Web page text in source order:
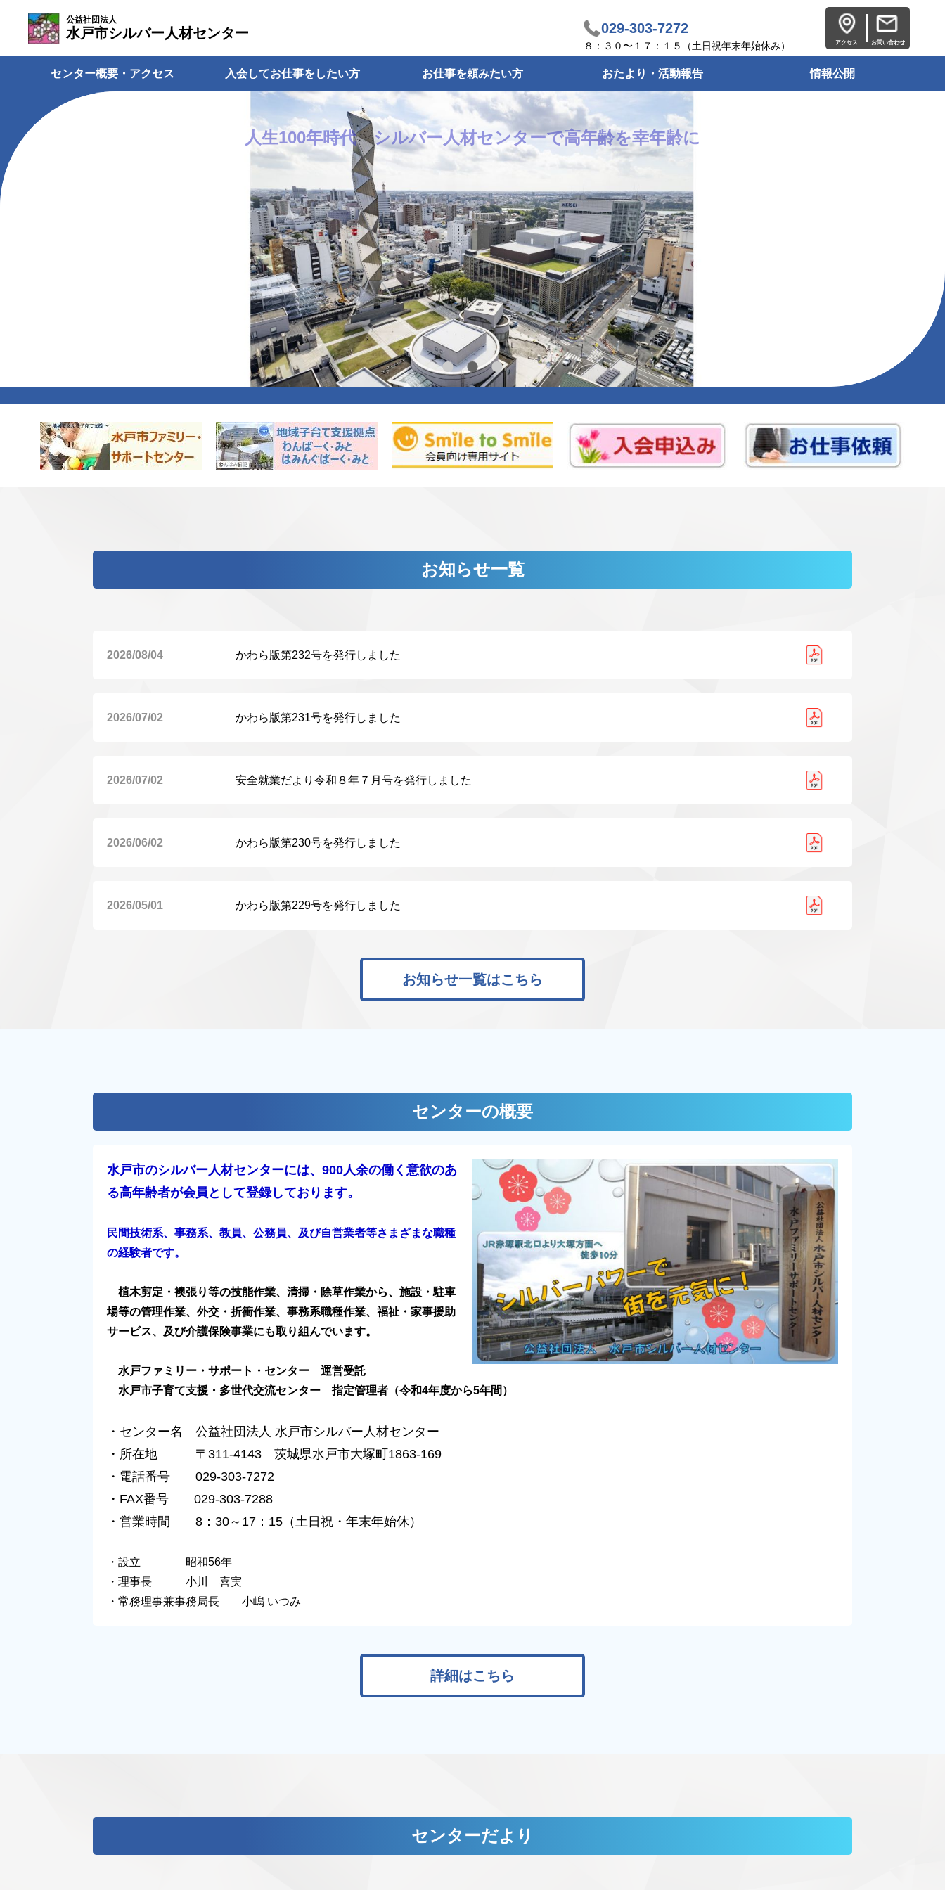
公益社団法人
水戸市シルバー人材センター 029-303-7272
８：３０〜１７：１５（土日祝年末年始休み） アクセス お問い合わせ
センター概要・アクセス 入会してお仕事をしたい方 お仕事を頼みたい方 おたより・活動報告 情報公開
人生100年時代 シルバー人材センターで高年齢を幸年齢に
お知らせ一覧
2026/08/04 かわら版第232号を発行しました
2026/07/02 かわら版第231号を発行しました
2026/07/02 安全就業だより令和８年７月号を発行しました
2026/06/02 かわら版第230号を発行しました
2026/05/01 かわら版第229号を発行しました
お知らせ一覧はこちら
センターの概要
水戸市のシルバー人材センターには、900人余の働く意欲のあ
る高年齢者が会員として登録しております。
民間技術系、事務系、教員、公務員、及び自営業者等さまざまな職種
の経験者です。
植木剪定・襖張り等の技能作業、清掃・除草作業から、施設・駐車
場等の管理作業、外交・折衝作業、事務系職種作業、福祉・家事援助
サービス、及び介護保険事業にも取り組んでいます。
水戸ファミリー・サポート・センター 運営受託
水戸市子育て支援・多世代交流センター 指定管理者（令和4年度から5年間）
・センター名 公益社団法人 水戸市シルバー人材センター
・所在地 〒311-4143 茨城県水戸市大塚町1863-169
・電話番号 029-303-7272
・FAX番号 029-303-7288
・営業時間 8：30～17：15（土日祝・年末年始休）
・設立 昭和56年
・理事長 小川 喜実
・常務理事兼事務局長 小嶋 いつみ
詳細はこちら
センターだより